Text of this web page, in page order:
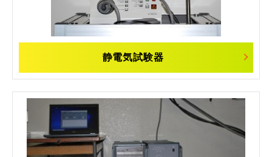
静電気試験器